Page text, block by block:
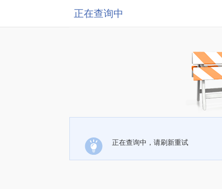
正在查询中
正在查询中，请刷新重试